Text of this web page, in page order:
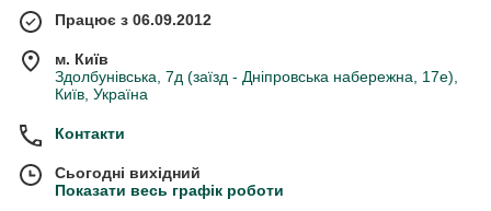
Працює з 06.09.2012
м. Київ
Здолбунівська, 7д (заїзд - Дніпровська набережна, 17е),
Київ, Україна
Контакти
Сьогодні вихідний
Показати весь графік роботи